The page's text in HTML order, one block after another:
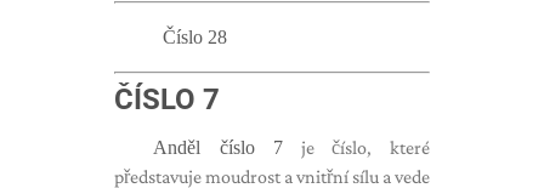
Číslo 28
ČÍSLO 7
Anděl číslo 7 je číslo, které
představuje moudrost a vnitřní sílu a vede